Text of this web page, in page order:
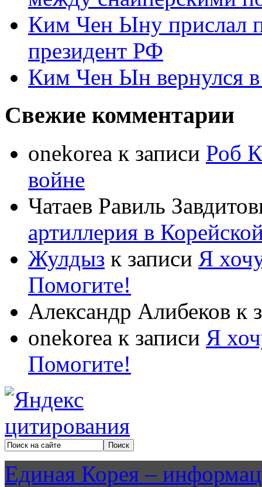
Ким Чен Ыну прислал
президент РФ
Ким Чен Ын вернулся
Свежие комментарии
onekorea к записи Роб
войне
Чатаев Равиль
артиллерия в
Жулдыз к записи Я
Помогите!
Александр Алибеков к
onekorea к записи Я
Помогите!
Единая Корея –